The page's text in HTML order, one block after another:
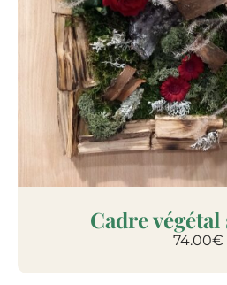
Cadre
74.00€